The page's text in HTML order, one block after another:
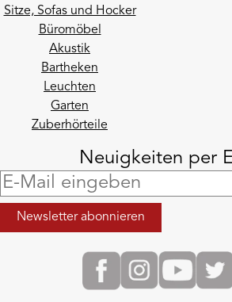
Sitze, Sofas und Hocker
Büromöbel
Akustik
Bartheken
Leuchten
Garten
Zuberhörteile
Neuigkeiten per